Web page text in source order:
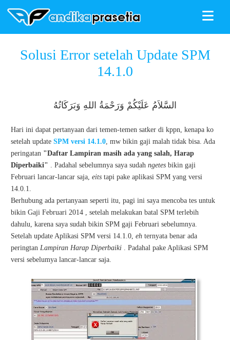
≡
ANDIKAPRASETIA » Tutorial Satker
setelah Update SPM 14.1.0
Solusi Error setelah Update SPM
14.1.0
السَّلاَمُ عَلَيْكُمْ وَرَحْمَةُ اللهِ وَبَرَكَاتُهُ
Hari ini dapat pertanyaan dari temen-temen satker di kppn, kenapa ko
setelah update SPM versi 14.1.0, mw bikin gaji malah tidak bisa. Ada
peringatan "Daftar Lampiran masih ada yang salah, Harap
Diperbaiki" . Padahal sebelumnya saya sudah ngetes bikin gaji
Februari lancar-lancar saja, eits tapi pake aplikasi SPM yang versi
14.0.1.
Berhubung ada pertanyaan seperti itu, pagi ini saya mencoba tes untuk
bikin Gaji Februari 2014 , setelah melakukan batal SPM terlebih
dahulu, karena saya sudah bikin SPM gaji Februari sebelumnya.
Setelah update Aplikasi SPM versi 14.1.0, eh ternyata benar ada
peringtan Lampiran Harap Diperbaiki . Padahal pake Aplikasi SPM
versi sebelumya lancar-lancar saja.